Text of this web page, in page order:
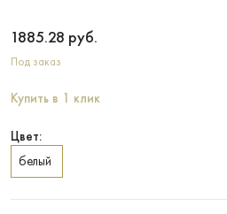
1885.28 руб.
Под заказ
Купить в 1 клик
Цвет:
белый